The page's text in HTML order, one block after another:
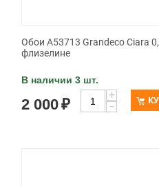
Обои A53713 Grandeco Ciara
флизелине
В наличии 3 шт.
2 000₽
+
−